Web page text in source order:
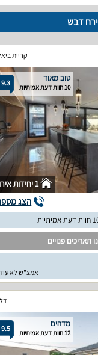
דבש
קריית
9.3 טוב מאוד
10 חוות דעת אמיתיות
1 יחידות אירוח
הצג
תאריכים פנויים
אמצ"ש לא
9.5 מדהים
12 חוות דעת אמיתיות